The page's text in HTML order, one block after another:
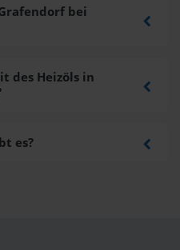
bei
des Heizöls in
es?